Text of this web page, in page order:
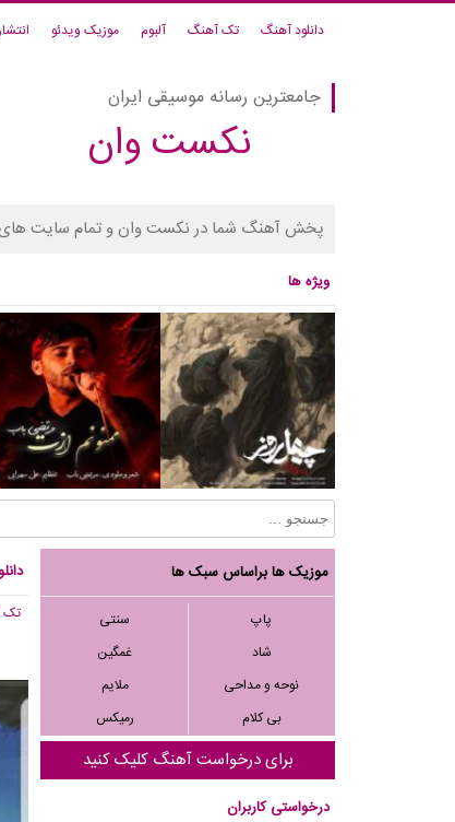
دانلود آهنگ تک آهنگ آلبوم موزیک ویدئو
جامعترین رسانه موسیقی ایران
نکست وان
پخش آهنگ شما در نکست وان و تمام سایت های
ویژه ها
موزیک ها براساس سبک ها
پاپ
سنتی
شاد
غمگین
نوحه و مداحی
ملایم
بی کلام
رمیکس
برای درخواست آهنگ کلیک کنید
درخواستی کاربران
تک